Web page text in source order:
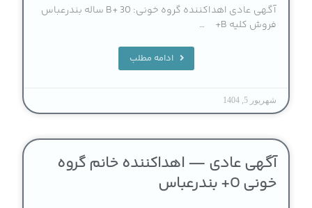
آگهی عادی اهداکننده گروه خونی: B+ 30 ساله بندرعباس
فروش کلیه B+ …
ادامه مطلب
شهریور 5, 1404
آگهی عادی — اهداکننده خانم گروه
خونی O+ بندرعباس